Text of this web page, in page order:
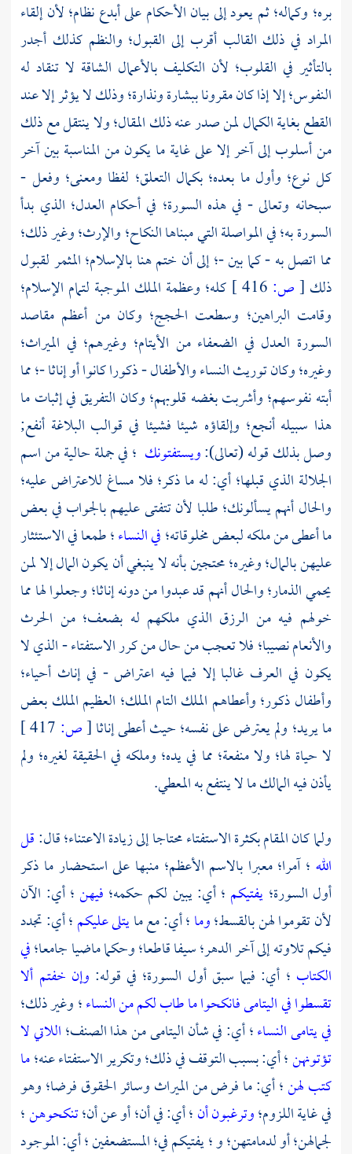
بره؛ وكماله؛ ثم يعود إلى بيان الأحكام على أبدع نظام؛ لأن إلقاء
المراد في ذلك القالب أقرب إلى القبول؛ والنظم كذلك أجدر
بالتأثير في القلوب؛ لأن التكليف بالأعمال الشاقة لا تنقاد له
النفوس؛ إلا إذا كان مقرونا ببشارة ونذارة؛ وذلك لا يؤثر إلا عند
القطع بغاية الكمال لمن صدر عنه ذلك المقال؛ ولا ينتقل مع ذلك
من أسلوب إلى آخر إلا على غاية ما يكون من المناسبة بين آخر
كل نوع؛ وأول ما بعده؛ بكمال التعلق؛ لفظا ومعنى؛ وفعل -
سبحانه وتعالى - في هذه السورة؛ في أحكام العدل؛ الذي بدأ
السورة به؛ في المواصلة التي مبناها النكاح؛ والإرث؛ وغير ذلك؛
مما اتصل به - كما بين -؛ إلى أن ختم هنا بالإسلام؛ المثمر لقبول
ذلك [ص:
كله؛ وعظمة الملك الموجبة لتمام الإسلام؛
وقامت البراهين؛ وسطعت الحجج؛ وكان من أعظم مقاصد
السورة العدل في الضعفاء من الأيتام؛ وغيرهم؛ في الميراث؛
وغيره؛ وكان توريث النساء والأطفال - ذكورا كانوا أو إناثا -؛ مما
أبته نفوسهم؛ وأشربت بغضه قلوبهم؛ وكان التفريق في إثبات ما
هذا سبيله أنجع؛ وإلقاؤه شيئا فشيئا في قوالب البلاغة أنفع;
وصل بذلك قوله (تعالى):ويستفتونك ؛ في جملة حالية من اسم
الجلالة الذي قبلها؛ أي: له ما ذكر؛ فلا مساغ للاعتراض عليه؛
والحال أنهم يسألونك؛ طلبا لأن تتفتى عليهم بالجواب في بعض
ما أعطى من ملكه لبعض مخلوقاته؛في النساء؛ طمعا في الاستئثار
عليهن بالمال؛ وغيره؛ محتجين بأنه لا ينبغي أن يكون المال إلا لمن
يحمي الذمار؛ والحال أنهم قد عبدوا من دونه إناثا؛ وجعلوا لها مما
خولهم فيه من الرزق الذي ملكهم له بضعف؛ من الحرث
والأنعام نصيبا؛ فلا تعجب من حال من كرر الاستفتاء - الذي لا
يكون في العرف غالبا إلا فيما فيه اعتراض - في إناث أحياء؛
وأطفال ذكور؛ وأعطاهم الملك التام الملك؛ العظيم الملك بعض
ما يريد؛ ولم يعترض على نفسه؛ حيث أعطى إناثا[ص:
لا حياة لها؛ ولا منفعة؛ مما في يده؛ وملكه في الحقيقة لغيره؛ ولم
يأذن فيه المالك ما لا ينتفع به المعطي.
ولما كان المقام بكثرة الاستفتاء محتاجا إلى زيادة الاعتناء؛ قال:قل
الله ؛ آمرا؛ معبرا بالاسم الأعظم؛ منبها على استحضار ما ذكر
أول السورة؛ يفتيكم ؛ أي: يبين لكم حكمه؛ فيهن؛ أي: الآن
لأن تقوموا لهن بالقسط؛وما؛ أي: مع مايتلى عليكم؛ أي: تجدد
فيكم تلاوته إلى آخر الدهر؛ سيفا قاطعا؛ وحكما ماضيا جامعا؛في
الكتاب ؛ أي: فيما سبق أول السورة؛ في قوله: وإن خفتم ألا
تقسطوا في اليتامى فانكحوا ما طاب لكم من النساء؛ وغير ذلك؛
في يتامى النساء؛ أي: في شأن اليتامى من هذا الصنف؛اللاتي لا
تؤتونهن؛ أي: بسبب التوقف في ذلك؛ وتكرير الاستفتاء عنه؛ما
كتب لهن؛ أي: ما فرض من الميراث وسائر الحقوق فرضا؛ وهو
في غاية اللزوم؛وترغبون أن؛ أي: في أن؛ أو عن أن؛تنكحوهن؛
لجمالهن؛ أو لدمامتهن؛ و ؛ يفتيكم في؛ المستضعفين ؛ أي: الموجود